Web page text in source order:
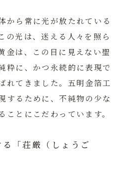
から常に光が放たれている
の光は、迷える人々を照ら
金は、この目に見えない聖
粋に、かつ永続的に表現で
れてきました。 五明金箔工
するために、不純物の少な
とにこだわっています。
「荘厳（しょうご